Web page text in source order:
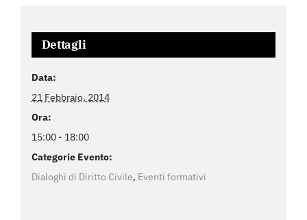
Dettagli
Data:
21 Febbraio, 2014
Ora:
15:00 - 18:00
Categorie Evento:
Dialoghi di Diritto Civile, Eventi formativi